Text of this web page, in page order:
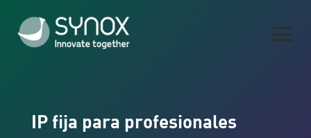
IP fija para profesionales